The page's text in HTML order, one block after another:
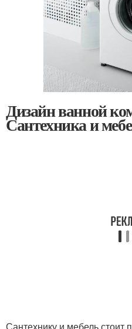
Дизайн ванной
Сантехника и